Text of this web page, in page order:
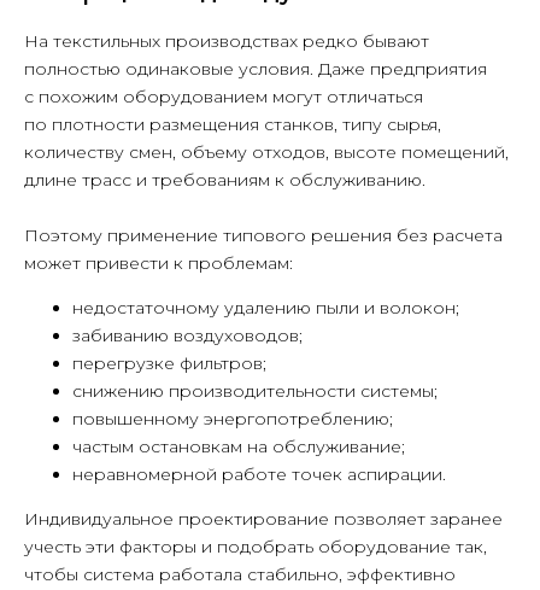
На текстильных производствах редко бывают
полностью одинаковые условия. Даже предприятия
с похожим оборудованием могут отличаться
по плотности размещения станков, типу сырья,
количеству смен, объему отходов, высоте помещений,
длине трасс и требованиям к обслуживанию.
Поэтому применение типового решения без расчета
может привести к проблемам:
недостаточному удалению пыли и волокон;
забиванию воздуховодов;
перегрузке фильтров;
снижению производительности системы;
повышенному энергопотреблению;
частым остановкам на обслуживание;
неравномерной работе точек аспирации.
Индивидуальное проектирование позволяет заранее
учесть эти факторы и подобрать оборудование так,
чтобы система работала стабильно, эффективно
+7 495 225 50 45
127576, г. Москва, Новгородская
ул., д. 1, этаж 6, помещение А612
info@luftec.ru
+7